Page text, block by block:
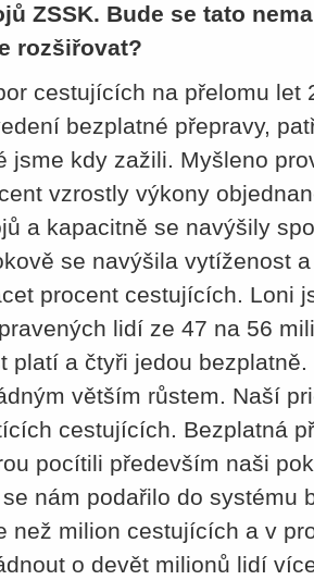
ZSSK. Bude se tato
rozšiřovat?
cestujících na přelomu let
bezplatné přepravy,
jsme kdy zažili. Myšleno
vzrostly výkony
a kapacitně se navýšily
se navýšila vytíženost
procent cestujících. Loni
lidí ze 47 na 56
platí a čtyři jedou
větším růstem. Naší
cestujících. Bezplatná
pocítili především naši
nám podařilo do systému
než milion cestujících a v
o devět milionů lidí